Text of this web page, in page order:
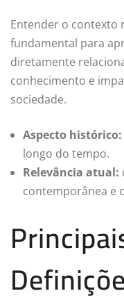
Entender o contexto
fundamental para
diretamente
conhecimento e
sociedade.
Aspecto histórico:
longo do tempo.
Relevância atual:
contemporânea e